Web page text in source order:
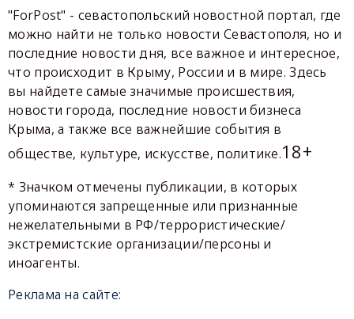
"ForPost" - севастопольский новостной портал, где
можно найти не только новости Севастополя, но и
последние новости дня, все важное и интересное,
что происходит в Крыму, России и в мире. Здесь
вы найдете самые значимые происшествия,
новости города, последние новости бизнеса
Крыма, а также все важнейшие события в
обществе, культуре, искусстве, политике.18+
* Значком отмечены публикации, в которых
упоминаются запрещенные или признанные
нежелательными в РФ/террористические/
экстремистские организации/персоны и
иноагенты.
Реклама на сайте: